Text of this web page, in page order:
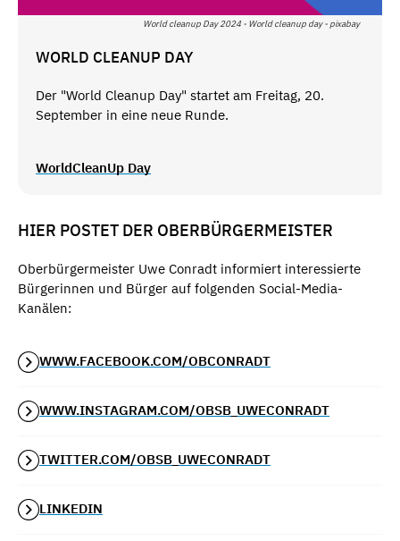
World cleanup Day 2024 - World cleanup day - pixabay
WORLD CLEANUP DAY
Der "World Cleanup Day" startet am Freitag, 20.
September in eine neue Runde.
WorldCleanUp Day
HIER POSTET DER OBERBÜRGERMEISTER
Oberbürgermeister Uwe Conradt informiert interessierte
Bürgerinnen und Bürger auf folgenden Social-Media-
Kanälen:
WWW.FACEBOOK.COM/OBCONRADT
WWW.INSTAGRAM.COM/OBSB_UWECONRADT
TWITTER.COM/OBSB_UWECONRADT
LINKEDIN